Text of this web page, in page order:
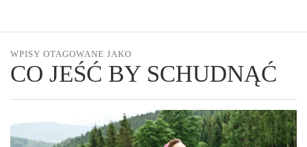
WPISY OTAGOWANE JAKO
CO JEŚĆ BY SCHUDNĄĆ